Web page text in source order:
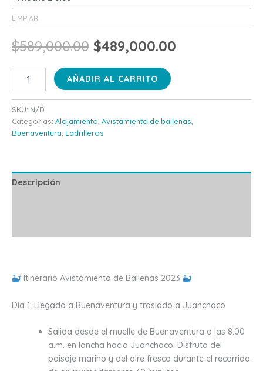
LIMPIAR
$589,000.00 $489,000.00
AÑADIR AL CARRITO
SKU: N/D
Categorías: Alojamiento Avistamiento de ballenas
Buenaventura Ladrilleros
Descripción
Itinerario Avistamiento de Ballenas 2023
Día 1: Llegada a Buenaventura y traslado a Juanchaco
Salida desde el muelle de Buenaventura a las 8:00
a.m. en lancha hacia Juanchaco. Disfruta del
paisaje marino y del aire fresco durante el recorrido